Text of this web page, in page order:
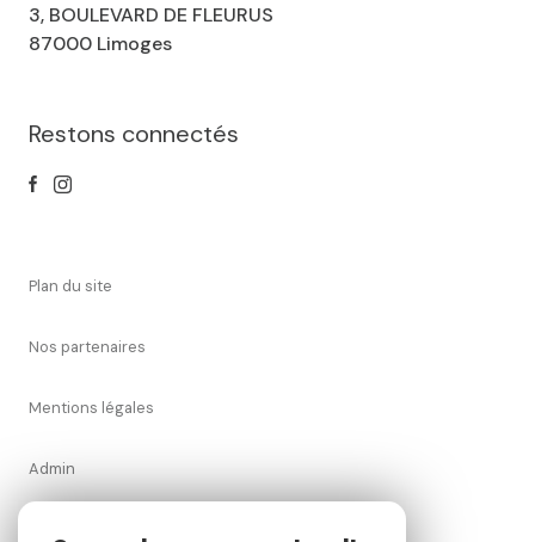
3, BOULEVARD DE FLEURUS
87000 Limoges
Restons connectés
plan du site
nos partenaires
mentions légales
admin